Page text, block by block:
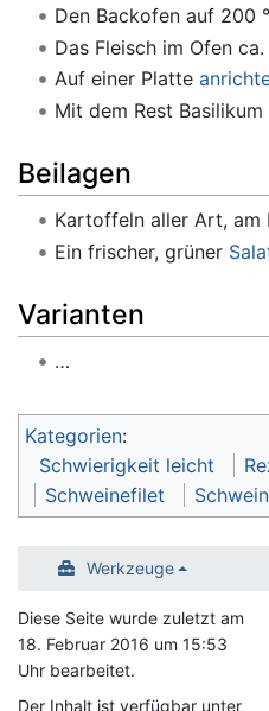
Den Backofen auf 200
Das Fleisch im Ofen
Auf einer Platte
Mit dem Rest Basilikum
Beilagen
Kartoffeln aller Art, am
Ein frischer, grüner
Varianten
…
Kategorien:
Schwierigkeit leicht
Schweinefilet
Werkzeuge
Diese Seite wurde zuletzt am
18. Februar 2016 um 15:53
Uhr bearbeitet.
Der Inhalt ist verfügbar unter